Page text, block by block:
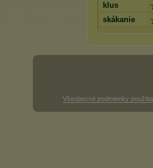
klus
skákanie
Všeobecné podmienky použitia